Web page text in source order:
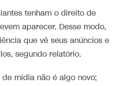
tenham o direito de
aparecer. Desse modo,
que vê seus anúncios e
segundo relatório.
mídia não é algo novo;